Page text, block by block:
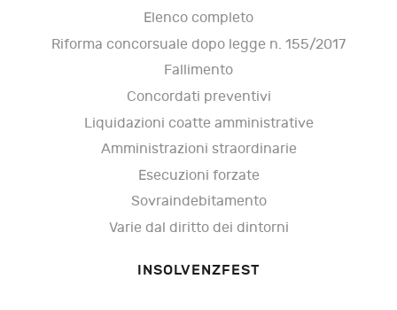
Elenco completo
Riforma concorsuale dopo legge n. 155/2017
Fallimento
Concordati preventivi
Liquidazioni coatte amministrative
Amministrazioni straordinarie
Esecuzioni forzate
Sovraindebitamento
Varie dal diritto dei dintorni
INSOLVENZFEST